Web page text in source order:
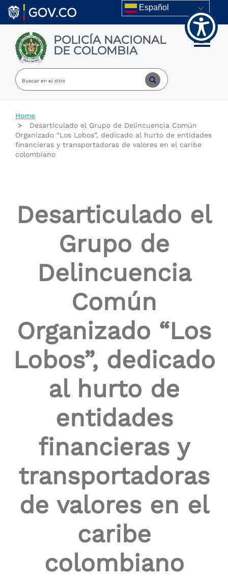
Welcome
All
Accessibility
screen
reader.
Accessibility
screen
reader,
Skip to main content Español
POLICÍA NACIONAL
DE COLOMBIA Toggle
Home
Desarticulado el Grupo de Delincuencia Común
Organizado “Los Lobos”, dedicado al hurto de entidades
financieras y transportadoras de valores en el caribe
colombiano
Desarticulado el
Grupo de
Delincuencia
Común
Organizado “Los
Lobos”, dedicado
al hurto de
entidades
financieras y
transportadoras
de valores en el
caribe
colombiano